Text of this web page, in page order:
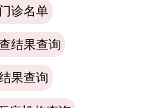
诊名单
结果查询
果查询